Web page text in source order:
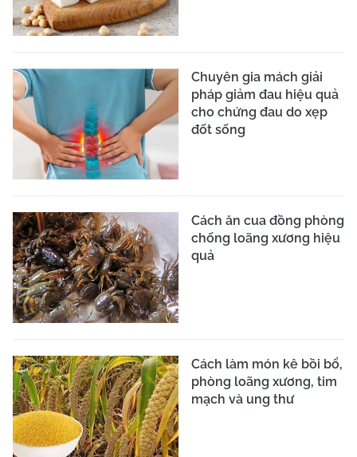
Ngọc dương trị loãng
xương
Loãng xương ở nam giới:
Gãy xương ở đâu đều
tăng nguy cơ tử vong
XEM THÊM